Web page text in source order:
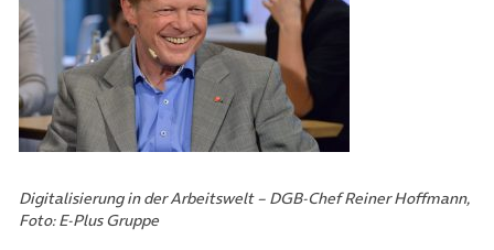
Digitalisierung in der Arbeitswelt – DGB-Chef Reiner Hoffmann,
Foto: E-Plus Gruppe